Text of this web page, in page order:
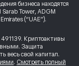
бизнеса находятся
Tower, ADGM
(“UAE”).
491139. Криптоактивы
Защита
весь свой капитал.
. Смотреть полный